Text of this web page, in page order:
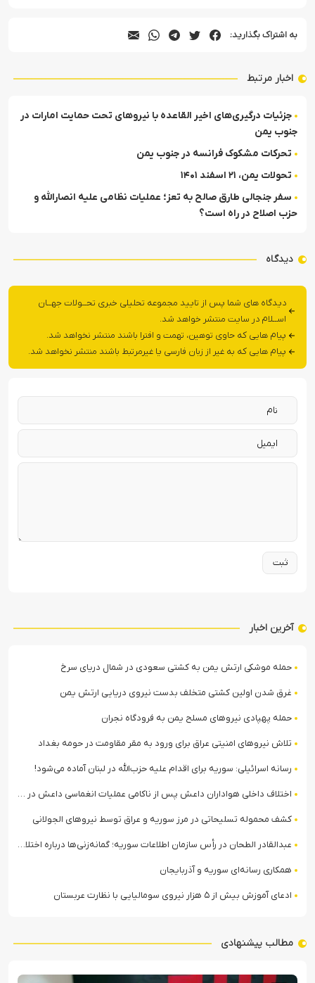
به اشتراک بگذارید:
اخبار مرتبط
جزئیات درگیری‌های اخیر القاعده با نیروهای تحت حمایت امارات در
جنوب یمن
تحرکات مشکوک فرانسه در جنوب یمن
تحولات یمن، ۲۱ اسفند ۱۴۰۱
سفر جنجالی طارق صالح به تعز؛ عملیات نظامی علیه انصارالله و
حزب اصلاح در راه است؟
دیدگاه
دیدگاه های شما پس از تایید مجموعه تحلیلی خبری تحــولات جهــان
اســلام در سایت منتشر خواهد شد.
پیام هایی که حاوی توهین، تهمت و افترا باشند منتشر نخواهد شد.
پیام هایی که به غیر از زبان فارسی یا غیرمرتبط باشند منتشر نخواهد شد.
آخرین اخبار
حمله موشکی ارتش یمن به کشتی سعودی در شمال دریای سرخ
غرق شدن اولین کشتی متخلف بدست نیروی دریایی ارتش یمن
حمله پهپادی نیروهای مسلح یمن به فرودگاه نجران
تلاش نیروهای امنیتی عراق برای ورود به مقر مقاومت در حومه بغداد
رسانه اسرائیلی: سوریه برای اقدام علیه حزب‌الله در لبنان آماده می‌شود!
اختلاف داخلی هواداران داعش پس از ناکامی عملیات انغماسی داعش در رقه
کشف محموله تسلیحاتی در مرز سوریه و عراق توسط نیروهای الجولانی
عبدالقادر الطحان در رأس سازمان اطلاعات سوریه؛ گمانه‌زنی‌ها درباره اختلافات در ساختار امنیتی
همکاری رسانه‌ای سوریه و آذربایجان
ادعای آموزش بیش از ۵ هزار نیروی سومالیایی با نظارت عربستان
مطالب پیشنهادی